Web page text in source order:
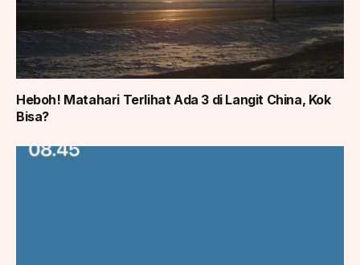
Heboh! Matahari Terlihat Ada 3 di Langit China, Kok
Bisa?